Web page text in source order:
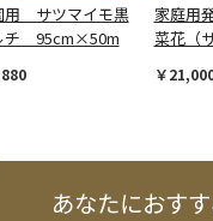
用 サツマイモ黒
チ 95cm×50m
家庭用
菜花（
￥
あなたにおす